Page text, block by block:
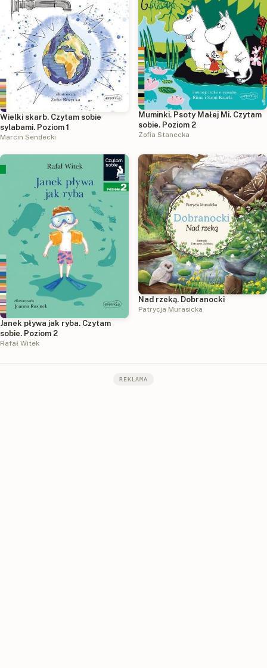
Wielki skarb. Czytam sobie
sylabami. Poziom 1
Marcin Sendecki
Muminki. Psoty Małej Mi. Czytam
sobie. Poziom 2
Zofia Stanecka
Janek pływa jak ryba. Czytam
sobie. Poziom 2
Rafał Witek
Nad rzeką. Dobranocki
Patrycja Murasicka
REKLAMA